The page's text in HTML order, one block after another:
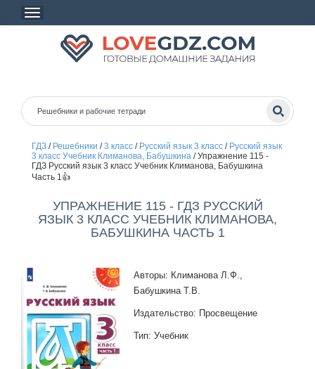
ГДЗ/ Решебники /3 класс/ Русский язык 3 класс/ Русский язык
3 класс Учебник Климанова, Бабушкина/Упражнение 115 -
ГДЗ Русский язык 3 класс Учебник Климанова, Бабушкина
Часть 1👍
УПРАЖНЕНИЕ 115 - ГДЗ РУССКИЙ
ЯЗЫК 3 КЛАСС УЧЕБНИК КЛИМАНОВА,
БАБУШКИНА ЧАСТЬ 1
Авторы: Климанова Л.Ф.,
Бабушкина Т.В.
Издательство: Просвещение
Тип: Учебник